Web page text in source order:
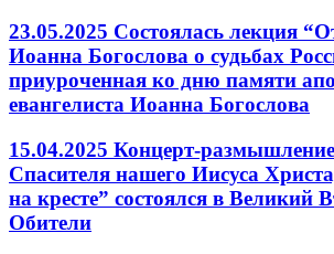
23.05.2025 Состоялась лекция
Иоанна Богослова о судьбах
приуроченная ко дню памяти
евангелиста Иоанна Богослова
15.04.2025 Концерт-
Спасителя нашего Иисуса
на кресте” состоялся в Великий
Обители